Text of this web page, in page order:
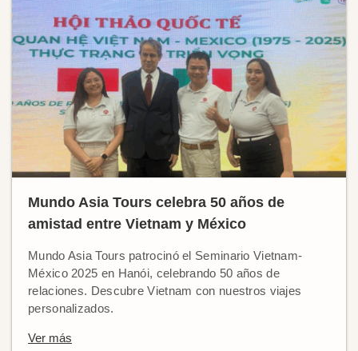
Mundo Asia Tours celebra 50 años de
amistad entre Vietnam y México
Mundo Asia Tours patrocinó el Seminario Vietnam-
México 2025 en Hanói, celebrando 50 años de
relaciones. Descubre Vietnam con nuestros viajes
personalizados.
Ver más